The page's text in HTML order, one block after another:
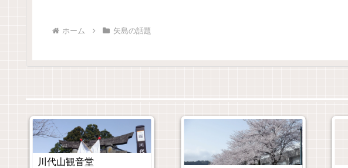
ホーム 矢島の話題
川代山観音堂